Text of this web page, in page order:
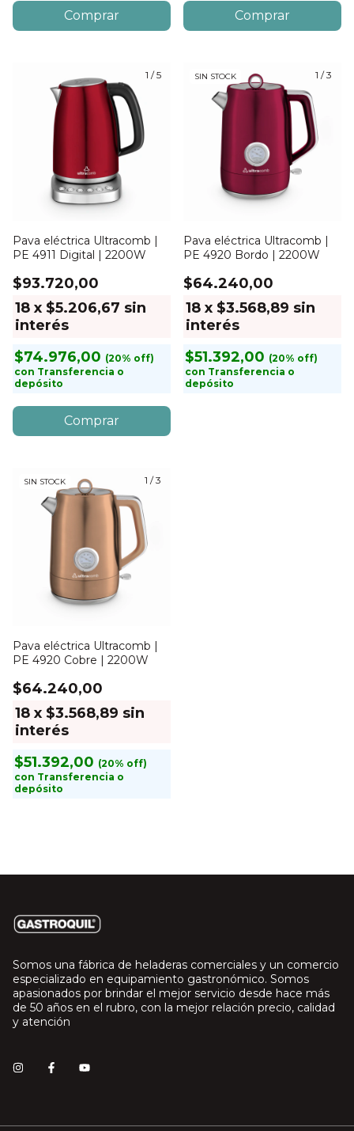
1 /5
Pava eléctrica Ultracomb |
PE 4911 Digital | 2200W
$93.720,00
18 x $5.206,67 sin
interés
$74.976,00
con Transferencia o
depósito
1 /3
SIN STOCK
Pava eléctrica Ultracomb |
PE 4920 Bordo | 2200W
$64.240,00
18 x $3.568,89 sin
interés
$51.392,00
con Transferencia o
depósito
1 /3
SIN STOCK
Pava eléctrica Ultracomb |
PE 4920 Cobre | 2200W
$64.240,00
18 x $3.568,89 sin
interés
$51.392,00
con Transferencia o
depósito
Somos una fábrica de heladeras comerciales y un comercio
especializado en equipamiento gastronómico. Somos
apasionados por brindar el mejor servicio desde hace más
de 50 años en el rubro, con la mejor relación precio, calidad
y atención